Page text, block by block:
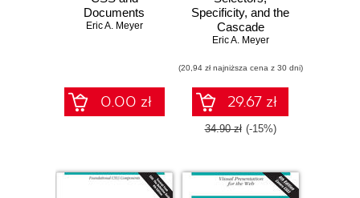
Documents
Eric A. Meyer
0.00 zł
Specificity, and the
Cascade
Eric A. Meyer
(20,94 zł najniższa cena z 30 dni)
29.67 zł
34.90 zł (-15%)